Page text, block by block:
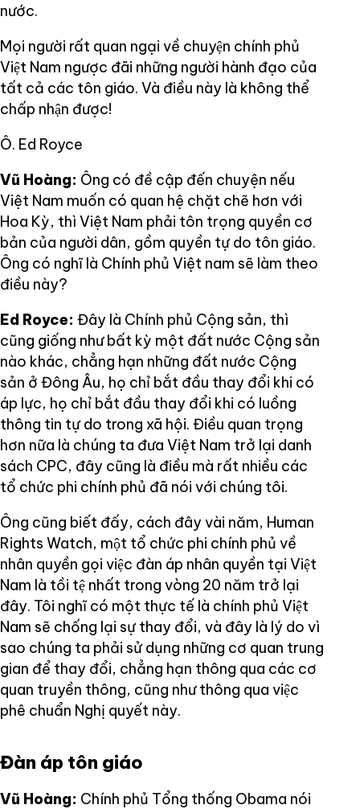
nước.
Mọi người rất quan ngại về chuyện chính phủ
Việt Nam ngược đãi những người hành đạo của
tất cả các tôn giáo. Và điều này là không thể
chấp nhận được!
Ô. Ed Royce
Vũ Hoàng: Ông có đề cập đến chuyện nếu
Việt Nam muốn có quan hệ chặt chẽ hơn với
Hoa Kỳ, thì Việt Nam phải tôn trọng quyền cơ
bản của người dân, gồm quyền tự do tôn giáo.
Ông có nghĩ là Chính phủ Việt nam sẽ làm theo
điều này?
Ed Royce: Đây là Chính phủ Cộng sản, thì
cũng giống như bất kỳ một đất nước Cộng sản
nào khác, chẳng hạn những đất nước Cộng
sản ở Đông Âu, họ chỉ bắt đầu thay đổi khi có
áp lực, họ chỉ bắt đầu thay đổi khi có luồng
thông tin tự do trong xã hội. Điều quan trọng
hơn nữa là chúng ta đưa Việt Nam trở lại danh
sách CPC, đây cũng là điều mà rất nhiều các
tổ chức phi chính phủ đã nói với chúng tôi.
Ông cũng biết đấy, cách đây vài năm, Human
Rights Watch, một tổ chức phi chính phủ về
nhân quyền gọi việc đàn áp nhân quyền tại Việt
Nam là tồi tệ nhất trong vòng 20 năm trở lại
đây. Tôi nghĩ có một thực tế là chính phủ Việt
Nam sẽ chống lại sự thay đổi, và đây là lý do vì
sao chúng ta phải sử dụng những cơ quan trung
gian để thay đổi, chẳng hạn thông qua các cơ
quan truyền thông, cũng như thông qua việc
phê chuẩn Nghị quyết này.
Đàn áp tôn giáo
Vũ Hoàng: Chính phủ Tổng thống Obama nói